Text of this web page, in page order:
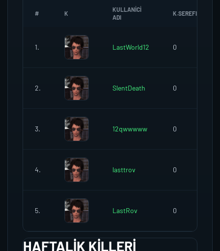
# K
KULLANICI
ADI
K.SEREFI
1. LastWorld12 0
2. SlentDeath 0
3. 12qwwwww 0
4. lasttrov 0
5. LastRov 0
HAFTALIK KILLERI